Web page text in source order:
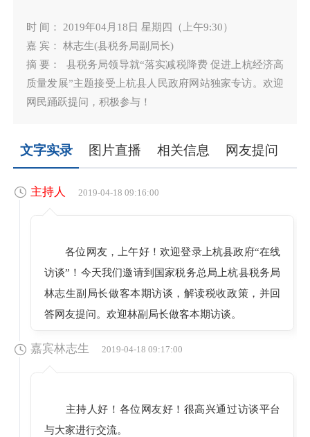
时 间： 2019年04月18日 星期四（上午9:30）
嘉 宾： 林志生(县税务局副局长)
摘 要： 县税务局领导就“落实减税降费 促进上杭经济高
质量发展”主题接受上杭县人民政府网站独家专访。欢迎
网民踊跃提问，积极参与！
文字实录 图片直播 相关信息 网友提问
主持人 2019-04-18 09:16:00
各位网友，上午好！欢迎登录上杭县政府“在线
访谈”！今天我们邀请到国家税务总局上杭县税务局
林志生副局长做客本期访谈，解读税收政策，并回
答网友提问。欢迎林副局长做客本期访谈。
嘉宾林志生 2019-04-18 09:17:00
主持人好！各位网友好！很高兴通过访谈平台
与大家进行交流。